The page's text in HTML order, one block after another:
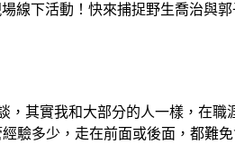
線下活動！快來捕捉野生喬治與郭
談，其實我和大部分的人一樣，在
驗多少，走在前面或後面，都難免